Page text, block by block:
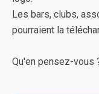
Les bars, clubs,
pourraient la
Qu'en pensez-vous